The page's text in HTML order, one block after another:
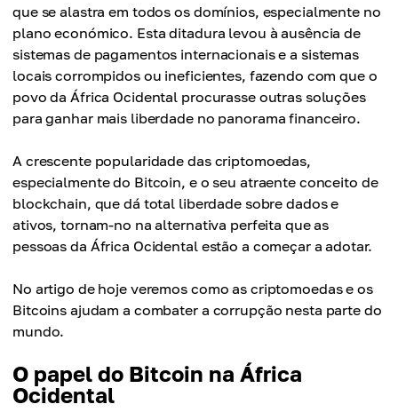
que se alastra em todos os domínios, especialmente no
plano económico. Esta ditadura levou à ausência de
sistemas de pagamentos internacionais e a sistemas
locais corrompidos ou ineficientes, fazendo com que o
povo da África Ocidental procurasse outras soluções
para ganhar mais liberdade no panorama financeiro.
A crescente popularidade das criptomoedas,
especialmente do Bitcoin, e o seu atraente conceito de
blockchain, que dá total liberdade sobre dados e
ativos, tornam-no na alternativa perfeita que as
pessoas da África Ocidental estão a começar a adotar.
No artigo de hoje veremos como as criptomoedas e os
Bitcoins ajudam a combater a corrupção nesta parte do
mundo.
O papel do Bitcoin na África
Ocidental